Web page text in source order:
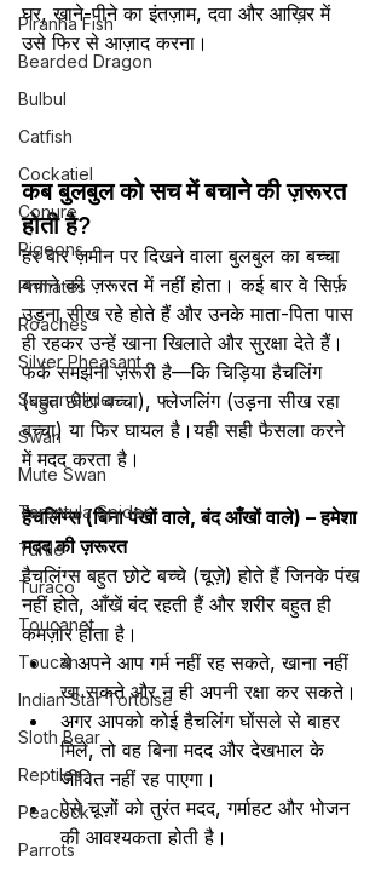
Piranha Fish
Bearded Dragon
Bulbul
Catfish
Cockatiel
Conure
Pigeons
Primates
Roaches
Silver Pheasant
Sugar Glider
Swan
Mute Swan
Tarantula Spider
Turtle
Turaco
Toucanet
Toucan
Indian Star Tortoise
Sloth Bear
Reptiles
Peacock
Parrots
घर, खाने-पीने का इंतज़ाम, दवा और आख़िर में
उसे फिर से आज़ाद करना।
कब बुलबुल को सच में बचाने की ज़रूरत
होती है?
हर बार ज़मीन पर दिखने वाला बुलबुल का बच्चा
बचाने की ज़रूरत में नहीं होता। कई बार वे सिर्फ़
उड़ना सीख रहे होते हैं और उनके माता-पिता पास
ही रहकर उन्हें खाना खिलाते और सुरक्षा देते हैं।
फर्क समझना ज़रूरी है—कि चिड़िया हैचलिंग
(बहुत छोटा बच्चा), फ्लेजलिंग (उड़ना सीख रहा
बच्चा) या फिर घायल है।यही सही फैसला करने
में मदद करता है।
हैचलिंग्स (बिना पंखों वाले, बंद आँखों वाले) – हमेशा
मदद की ज़रूरत
हैचलिंग्स बहुत छोटे बच्चे (चूज़े) होते हैं जिनके पंख
नहीं होते, आँखें बंद रहती हैं और शरीर बहुत ही
कमज़ोर होता है।
ये अपने आप गर्म नहीं रह सकते, खाना नहीं
खा सकते और न ही अपनी रक्षा कर सकते।
अगर आपको कोई हैचलिंग घोंसले से बाहर
मिले, तो वह बिना मदद और देखभाल के
जीवित नहीं रह पाएगा।
ऐसे चूज़ों को तुरंत मदद, गर्माहट और भोजन
की आवश्यकता होती है।